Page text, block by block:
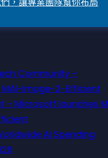
Community –
Image-2-Efficient
– Microsoft launches
AI Spending